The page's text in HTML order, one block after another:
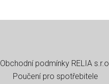
Obchodní podmínky RELIA s.r.o
Poučení pro spotřebitele